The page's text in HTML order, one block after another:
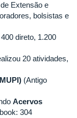
Extensão e
bolsistas e
direto, 1.200
20 atividades,
(Antigo
Acervos
304